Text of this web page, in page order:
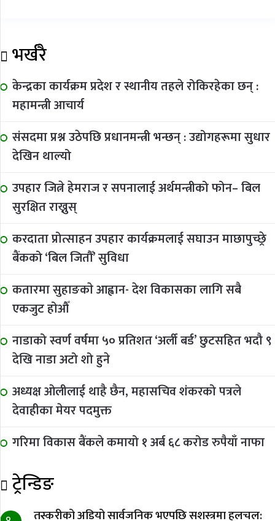
भर्खरै
केन्द्रका कार्यक्रम प्रदेश र स्थानीय तहले रोकिरहेका छन् :
महामन्त्री आचार्य
संसदमा प्रश्न उठेपछि प्रधानमन्त्री भन्छन् : उद्योगहरूमा सुधार
देखिन थाल्यो
उपहार जित्ने हेमराज र सपनालाई अर्थमन्त्रीको फोन– बिल
सुरक्षित राख्नुस्
करदाता प्रोत्साहन उपहार कार्यक्रमलाई सघाउन माछापुच्छ्रे
बैंकको ‘बिल जितौँ’ सुविधा
कतारमा सुहाङकाे आह्वान- देश विकासका लागि सबै
एकजुट होऔँ
नाडाको स्वर्ण वर्षमा ५० प्रतिशत ‘अर्ली बर्ड’ छुटसहित भदौ ९
देखि नाडा अटो शो हुने
अध्यक्ष ओलीलाई थाहै छैन, महासचिव शंकरको पत्रले
देवाहीका मेयर पदमुक्त
गरिमा विकास बैंकले कमायो १ अर्ब ६८ करोड रुपैयाँ नाफा
ट्रेन्डिङ
तस्करीको अडियो सार्वजनिक भएपछि सशस्त्रमा हलचल: